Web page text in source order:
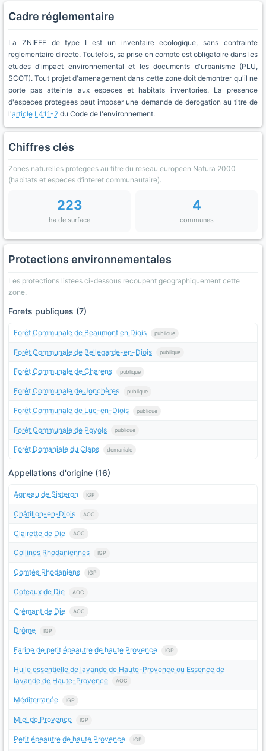
Cadre réglementaire
La ZNIEFF de type I est un inventaire ecologique, sans contrainte
reglementaire directe. Toutefois, sa prise en compte est obligatoire dans les
etudes d'impact environnemental et les documents d'urbanisme (PLU,
SCOT). Tout projet d'amenagement dans cette zone doit demontrer qu'il ne
porte pas atteinte aux especes et habitats inventories. La presence
d'especes protegees peut imposer une demande de derogation au titre de
l'article L411-2 du Code de l'environnement.
Chiffres clés
Zones naturelles protegees au titre du reseau europeen Natura 2000
(habitats et especes d’interet communautaire).
223
ha de surface
4
communes
Protections environnementales
Les protections listees ci-dessous recoupent geographiquement cette
zone.
Forets publiques (7)
Forêt Communale de Beaumont en Diois publique
Forêt Communale de Bellegarde-en-Diois publique
Forêt Communale de Charens publique
Forêt Communale de Jonchères publique
Forêt Communale de Luc-en-Diois publique
Forêt Communale de Poyols publique
Forêt Domaniale du Claps domaniale
Appellations d'origine (16)
Agneau de Sisteron IGP
Châtillon-en-Diois AOC
Clairette de Die AOC
Collines Rhodaniennes IGP
Comtés Rhodaniens IGP
Coteaux de Die AOC
Crémant de Die AOC
Drôme IGP
Farine de petit épeautre de haute Provence IGP
Huile essentielle de lavande de Haute-Provence ou Essence de
lavande de Haute-Provence
AOC
Méditerranée IGP
Miel de Provence IGP
Petit épeautre de haute Provence IGP